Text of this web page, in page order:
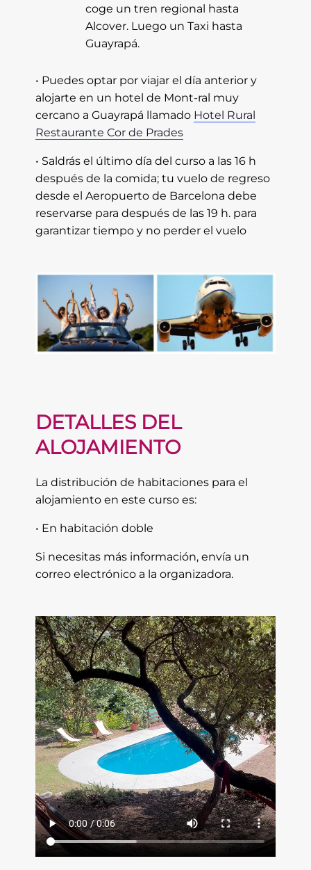
coge un tren regional hasta
Alcover. Luego un Taxi hasta
Guayrapá.
• Puedes optar por viajar el día anterior y
alojarte en un hotel de Mont-ral muy
cercano a Guayrapá llamado Hotel Rural
Restaurante Cor de Prades
• Saldrás el último día del curso a las 16 h
después de la comida; tu vuelo de regreso
desde el Aeropuerto de Barcelona debe
reservarse para después de las 19 h. para
garantizar tiempo y no perder el vuelo
DETALLES DEL
ALOJAMIENTO
La distribución de habitaciones para el
alojamiento en este curso es:
• En habitación doble
Si necesitas más información, envía un
correo electrónico a la organizadora.